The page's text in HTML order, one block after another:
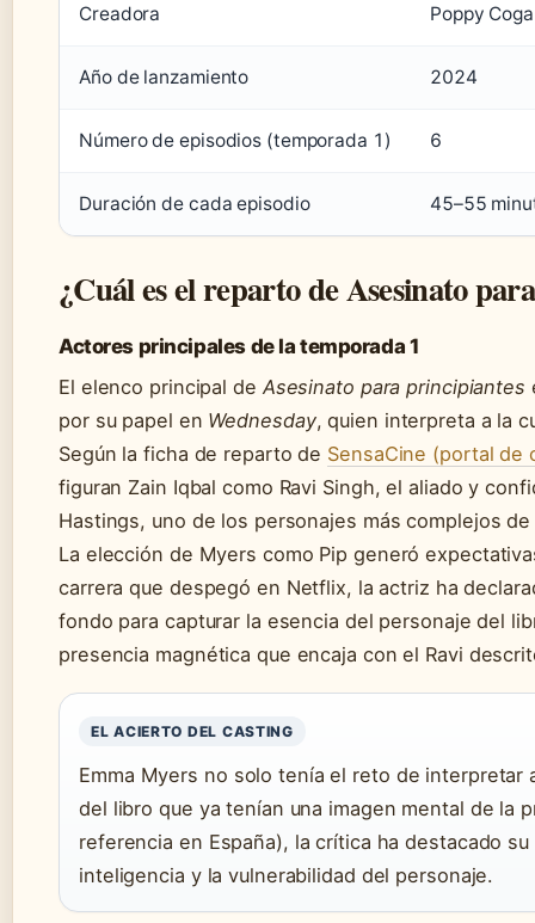
Creadora Poppy
Año de lanzamiento 2024
Número de episodios (temporada 1) 6
Duración de cada episodio 45–55
¿Cuál es el reparto de Asesinato
Actores principales de la temporada 1
El elenco principal de Asesinato para principiantes
por su papel en Wednesday, quien interpreta a la
Según la ficha de reparto de SensaCine (portal de
figuran Zain Iqbal como Ravi Singh, el aliado y
Hastings, uno de los personajes más complejos de
La elección de Myers como Pip generó
carrera que despegó en Netflix, la actriz ha
fondo para capturar la esencia del personaje del
presencia magnética que encaja con el Ravi
EL ACIERTO DEL CASTING
Emma Myers no solo tenía el reto de
del libro que ya tenían una imagen mental de la
referencia en España), la crítica ha destacado
inteligencia y la vulnerabilidad del personaje.